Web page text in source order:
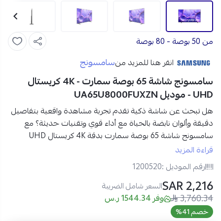
من 50 بوصة - 80 بوصة
انقر هنا للمزيد منسامسونج
سامسونج شاشة 65 بوصة سمارت - 4K كريستال
UHD - موديل UA65U8000FUXZN
هل تبحث عن شاشة ذكية تقدم تجربة مشاهدة واقعية بتفاصيل
دقيقة وألوان نابضة بالحياة مع أداء قوي وتقنيات حديثة؟ مع
سامسونج شاشة 65 بوصة سمارت بدقة 4K كريستال UHD
ستحصل على تجربة ترفيه منزلية متكاملة تجمع بين الجودة
الفائقة والذكاء في الأداء لتعيش كل مشهد وكأنه واقع أمامك.
مواصفات سامسونج شاشة 65 بوصة سمارت في السعودية:
الماركة:سامسونج
رقم الموديل:
قراءة المزيد
رقم الموديل :1200520
2,216 SAR السعر شامل الضريبة
3,760.34 وفر 1544.34 ر.س
خصم 41%